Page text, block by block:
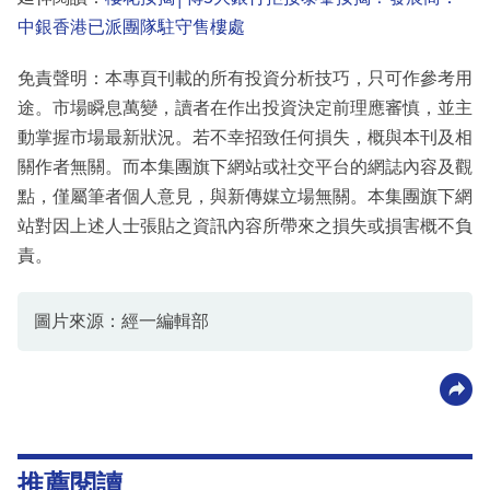
中銀香港已派團隊駐守售樓處
免責聲明：本專頁刊載的所有投資分析技巧，只可作參考用
途。市場瞬息萬變，讀者在作出投資決定前理應審慎，並主
動掌握市場最新狀況。若不幸招致任何損失，概與本刊及相
關作者無關。而本集團旗下網站或社交平台的網誌內容及觀
點，僅屬筆者個人意見，與新傳媒立場無關。本集團旗下網
站對因上述人士張貼之資訊內容所帶來之損失或損害概不負
責。
圖片來源：經一編輯部